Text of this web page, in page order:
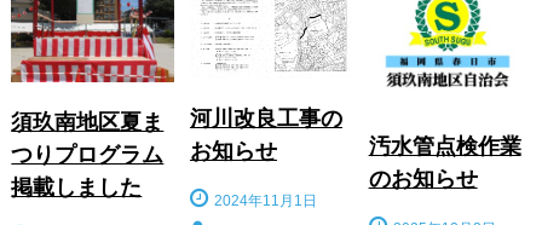
須玖南地区夏ま
つりプログラム
掲載しました
河川改良工事の
お知らせ
2024年11月1日
汚水管点検作業
のお知らせ